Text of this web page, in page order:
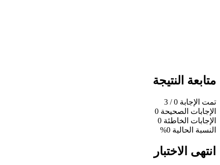
متابعة النتيجة
تمت الإجابة 0
/ 3
الإجابات الصحيحة 0
الإجابات الخاطئة 0
النسبة الحالية 0%
انتهى الاختبار